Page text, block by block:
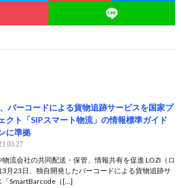
バーコードによる貨物追跡サービスを国家プ
クト「SIPスマート物流」の情報標準ガイド
に準拠
物流会社の共同配送・保管、情報共有を促進 LOZI（ロ
3月23日、独自開発したバーコードによる貨物追跡サ
「SmartBarcode（[…]